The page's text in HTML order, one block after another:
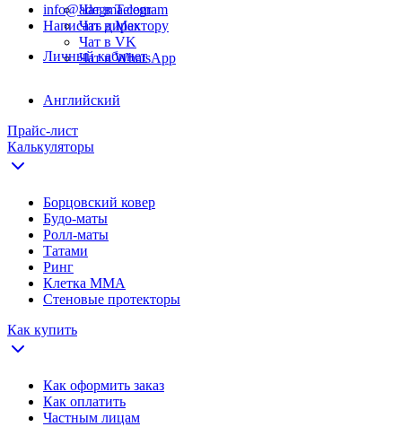
Чат в Telegram
Чат в Max
Чат в VK
Чат в WhatsApp
info@adegma.com
Написать директору
Личный кабинет
Английский
Прайс-лист
Калькуляторы
Борцовский ковер
Будо-маты
Ролл-маты
Татами
Ринг
Клетка ММА
Стеновые протекторы
Как купить
Как оформить заказ
Как оплатить
Частным лицам